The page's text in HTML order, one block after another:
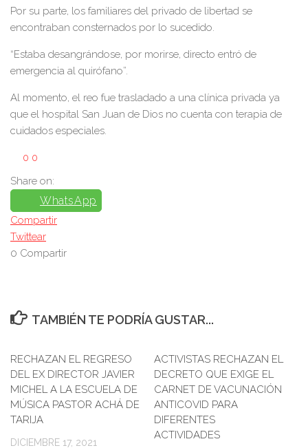
Por su parte, los familiares del privado de libertad se
encontraban consternados por lo sucedido.
“Estaba desangrándose, por morirse, directo entró de
emergencia al quirófano”.
Al momento, el reo fue trasladado a una clínica privada ya
que el hospital San Juan de Dios no cuenta con terapia de
cuidados especiales.
0 0
Share on:
WhatsApp
Compartir
Twittear
0 Compartir
TAMBIÉN TE PODRÍA GUSTAR...
RECHAZAN EL REGRESO
DEL EX DIRECTOR JAVIER
MICHEL A LA ESCUELA DE
MÚSICA PASTOR ACHÁ DE
TARIJA
DICIEMBRE 17, 2021
ACTIVISTAS RECHAZAN EL
DECRETO QUE EXIGE EL
CARNET DE VACUNACIÓN
ANTICOVID PARA
DIFERENTES
ACTIVIDADES